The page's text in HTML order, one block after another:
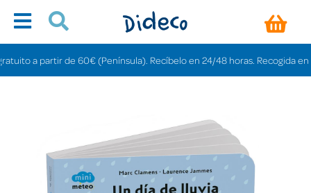
a partir de 60€ (Península). Recíbelo en 24/48 horas. Recogida en